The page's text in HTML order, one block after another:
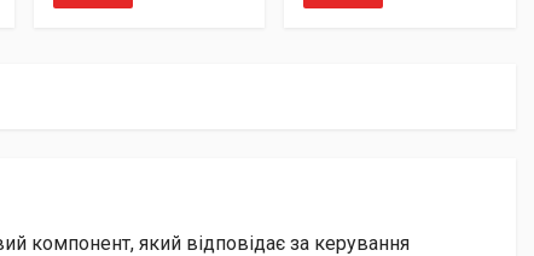
компонент, який відповідає за керування